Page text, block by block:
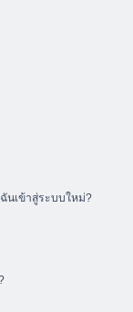
นเข้าสู่ระบบใหม่?